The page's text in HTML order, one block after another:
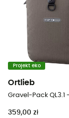
Projekt eko
Ortlieb
359,00 zł